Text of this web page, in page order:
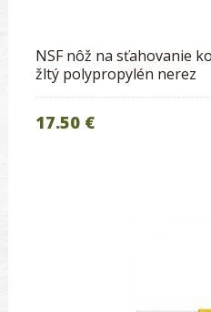
NSF nôž na sťahovanie
žltý polypropylén nerez
17.50 €